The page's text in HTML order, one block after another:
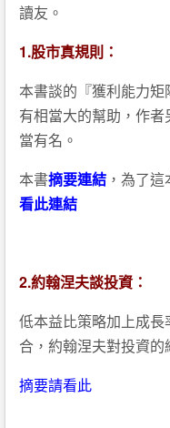
讀友。
1.股市真規則：
本書談的『獲利能力
有相當大的幫助，作
當有名。
本書摘要連結 ，為了
看此連結
2.約翰涅夫談投資：
低本益比策略加上成
合，約翰涅夫對投資
摘要請看此